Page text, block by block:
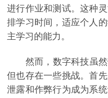
进行作业和测试。这种
排学习时间，适应个人
主学习的能力。
然而，数字科技虽然
但也存在一些挑战。首
泄露和作弊行为成为系